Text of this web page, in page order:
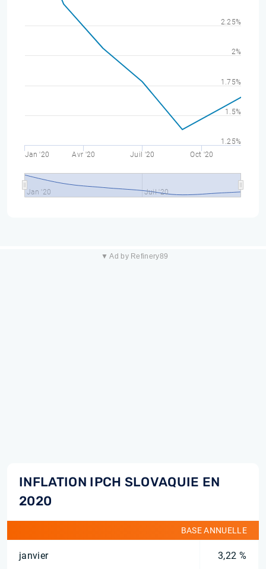
Jan '20 Avr '20 Juil '20 Oct '20
Jan '20 Juil '20
1.25%
1.5%
1.75%
2%
2.25%
▼ Ad by Refinery89
INFLATION IPCH SLOVAQUIE EN
2020
BASE ANNUELLE
janvier 3,22 %